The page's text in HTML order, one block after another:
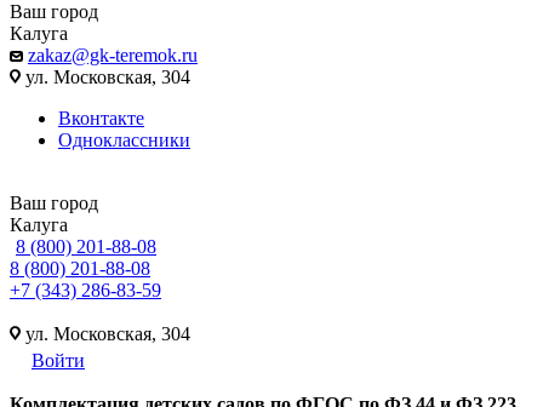
Ваш город
Калуга
zakaz@gk-teremok.ru
ул. Московская, 304
Вконтакте
Одноклассники
Ваш город
Калуга
8 (800) 201-88-08
8 (800) 201-88-08
+7 (343) 286-83-59
ул. Московская, 304
Войти